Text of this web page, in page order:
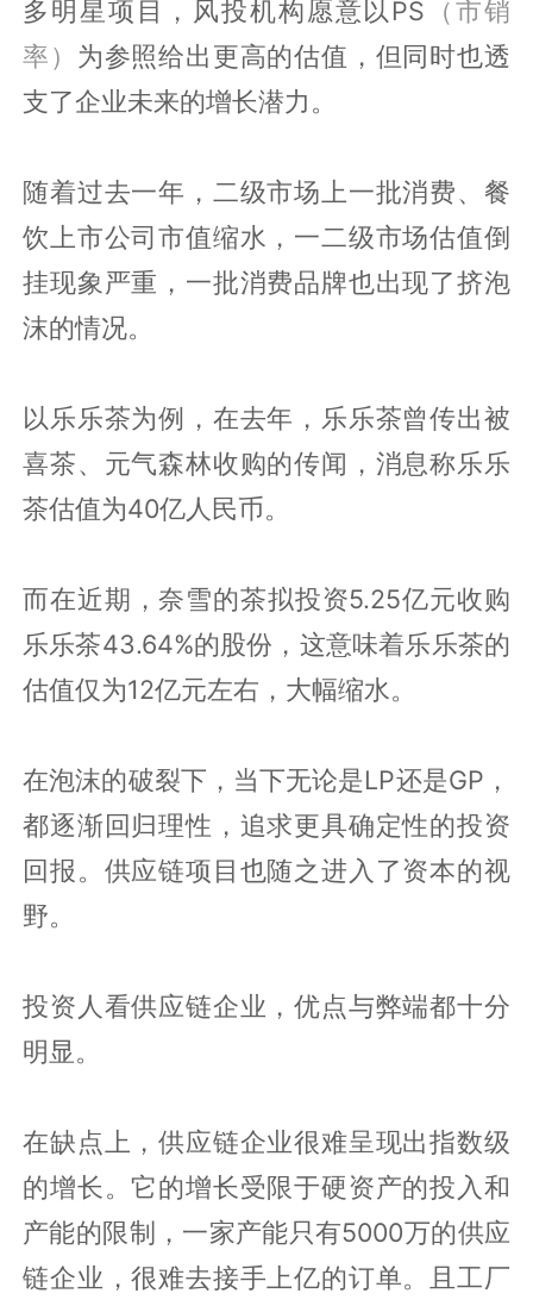
多明星项目，风投机构愿意以PS （市销
率） 为参照给出更高的估值，但同时也透
支了企业未来的增长潜力。
随着过去一年，二级市场上一批消费、餐
饮上市公司市值缩水，一二级市场估值倒
挂现象严重，一批消费品牌也出现了挤泡
沫的情况。
以乐乐茶为例，在去年，乐乐茶曾传出被
喜茶、元气森林收购的传闻，消息称乐乐
茶估值为40亿人民币。
而在近期，奈雪的茶拟投资5.25亿元收购
乐乐茶43.64%的股份，这意味着乐乐茶的
估值仅为12亿元左右，大幅缩水。
在泡沫的破裂下，当下无论是LP还是GP，
都逐渐回归理性，追求更具确定性的投资
回报。供应链项目也随之进入了资本的视
野。
投资人看供应链企业，优点与弊端都十分
明显。
在缺点上，供应链企业很难呈现出指数级
的增长。它的增长受限于硬资产的投入和
产能的限制，一家产能只有5000万的供应
链企业，很难去接手上亿的订单。且工厂